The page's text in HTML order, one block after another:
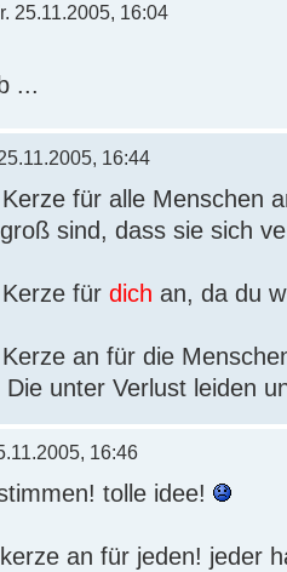
25.11.2005, 16:04
...
16:44
für alle Menschen
sind, dass sie sich
für dich an, da du
an für die
Die unter Verlust leiden
16:46
tolle idee!
an für jeden! jeder